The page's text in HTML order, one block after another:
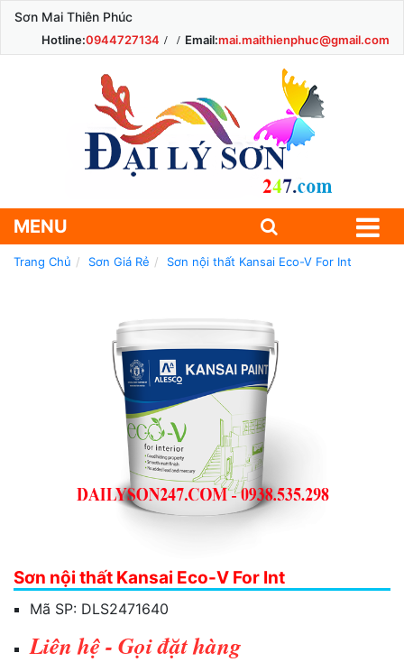
Sơn Mai Thiên Phúc
Hotline:0944727134 Email:mai.maithienphuc@gmail.com
MENU
Trang Chủ Sơn Giá Rẻ Sơn nội thất Kansai Eco-V For Int
Sơn nội thất Kansai Eco-V For Int
Mã SP: DLS2471640
Liên hệ - Gọi đặt hàng